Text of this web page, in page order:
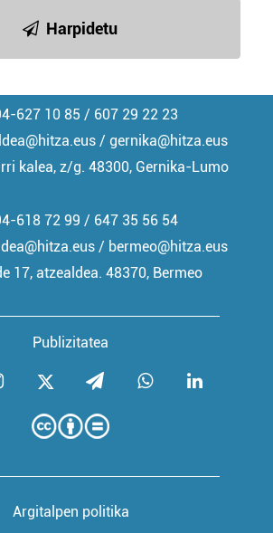
Harpidetu
627 10 85 / 607 29 22 23
/ gernika@hitza.eus
kalea, z/g. 48300, Gernika-Lumo
Publizitatea
618 72 99 / 647 35 56 54
/ bermeo@hitza.eus
17, atzealdea. 48370, Bermeo
Argitalpen politika